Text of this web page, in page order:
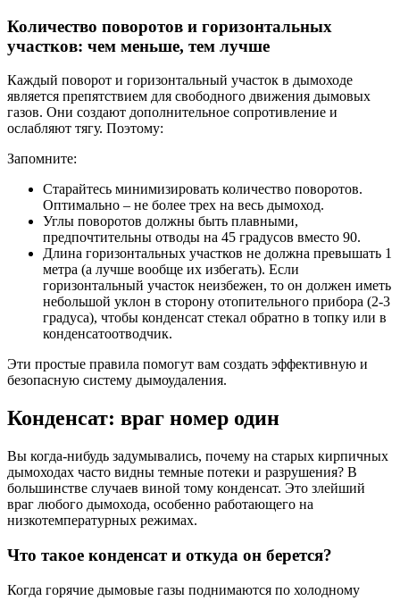
Количество поворотов и горизонтальных
участков: чем меньше, тем лучше
Каждый поворот и горизонтальный участок в дымоходе
является препятствием для свободного движения дымовых
газов. Они создают дополнительное сопротивление и
ослабляют тягу. Поэтому:
Запомните:
Старайтесь минимизировать количество поворотов.
Оптимально – не более трех на весь дымоход.
Углы поворотов должны быть плавными,
предпочтительны отводы на 45 градусов вместо 90.
Длина горизонтальных участков не должна превышать 1
метра (а лучше вообще их избегать). Если
горизонтальный участок неизбежен, то он должен иметь
небольшой уклон в сторону отопительного прибора (2-3
градуса), чтобы конденсат стекал обратно в топку или в
конденсатоотводчик.
Эти простые правила помогут вам создать эффективную и
безопасную систему дымоудаления.
Конденсат: враг номер один
Вы когда-нибудь задумывались, почему на старых кирпичных
дымоходах часто видны темные потеки и разрушения? В
большинстве случаев виной тому конденсат. Это злейший
враг любого дымохода, особенно работающего на
низкотемпературных режимах.
Что такое конденсат и откуда он берется?
Когда горячие дымовые газы поднимаются по холодному